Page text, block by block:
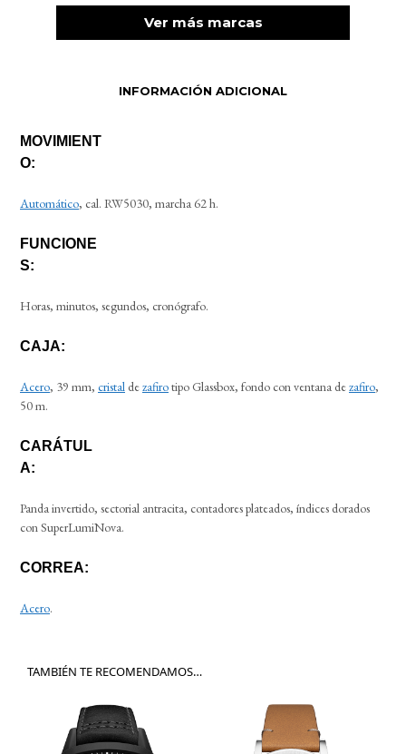
Ver más marcas
INFORMACIÓN ADICIONAL
MOVIMIENT
O:
Automático, cal. RW5030, marcha 62 h.
FUNCIONE
S:
Horas, minutos, segundos, cronógrafo.
CAJA:
Acero, 39 mm, cristal dezafirotipo Glassbox, fondo con ventana dezafiro,
50 m.
CARÁTUL
A:
Panda invertido, sectorial antracita, contadores plateados, índices dorados
con SuperLumiNova.
CORREA:
Acero.
TAMBIÉN TE RECOMENDAMOS…